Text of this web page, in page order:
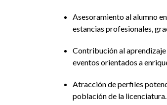
Asesoramiento al alumno
estancias profesionales,
Contribución al
eventos orientados a
Atracción de perfiles
población de la licenciatura.